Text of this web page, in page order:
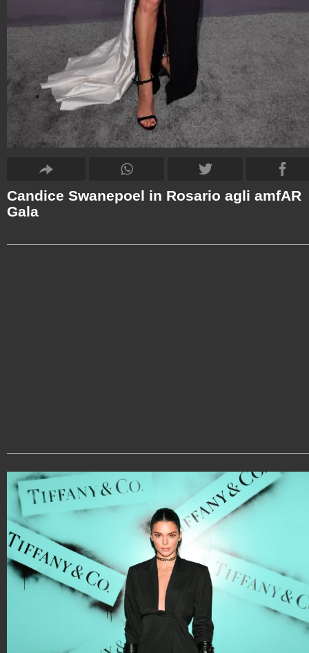
Candice Swanepoel in Rosario agli amfAR
Gala